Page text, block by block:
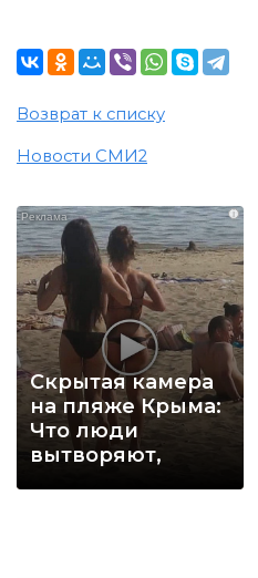
Возврат к списку
Новости СМИ2
i
Скрытая камера
на пляже Крыма:
Что люди
вытворяют,